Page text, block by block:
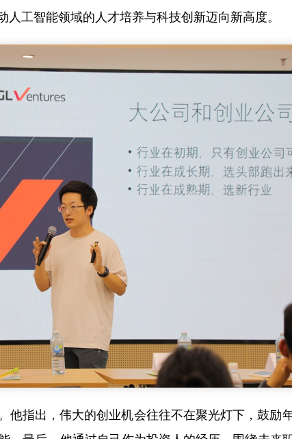
工智能领域的人才培养与科技创新迈向新高度。
他指出，伟大的创业机会往往不在聚光灯下，鼓励